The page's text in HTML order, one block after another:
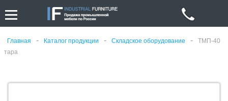
Главная - Каталог продукции - Складское оборудование -
ТМП-40
тара